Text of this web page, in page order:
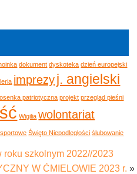
dokument dyskoteka dzień europejski
imprezyj. angielski
patriotyczna projekt przegląd pieśni
Wigilia wolontariat
Święto Niepodległości ślubowanie
szkolnym 2022//2023
W ĆMIELOWIE 2023 r. »